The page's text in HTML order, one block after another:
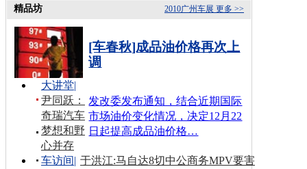
更多 >>
2010广州车展
精品坊
[车春秋]成品油价格再次上
调
发改委发布通知，结合近期国际
市场油价变化情况，决定12月22
日起提高成品油价格…
大讲堂|
尹同跃：
奇瑞汽车
梦想和野
心并存
车访间| 于洪江:马自达8切中公商务MPV要害